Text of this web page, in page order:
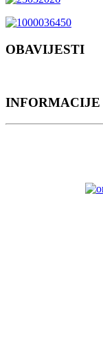
OBAVIJESTI
INFORMACIJE